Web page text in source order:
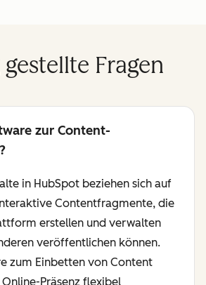
Fragen
zur Content-
in HubSpot beziehen sich auf
Contentfragmente, die
erstellen und verwalten
veröffentlichen können.
zum Einbetten von Content
Präsenz flexibel